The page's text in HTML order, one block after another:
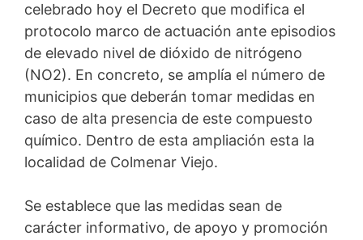
celebrado hoy el Decreto que modifica el
protocolo marco de actuación ante episodios
de elevado nivel de dióxido de nitrógeno
(NO2). En concreto, se amplía el número de
municipios que deberán tomar medidas en
caso de alta presencia de este compuesto
químico. Dentro de esta ampliación esta la
localidad de Colmenar Viejo.
Se establece que las medidas sean de
carácter informativo, de apoyo y promoción